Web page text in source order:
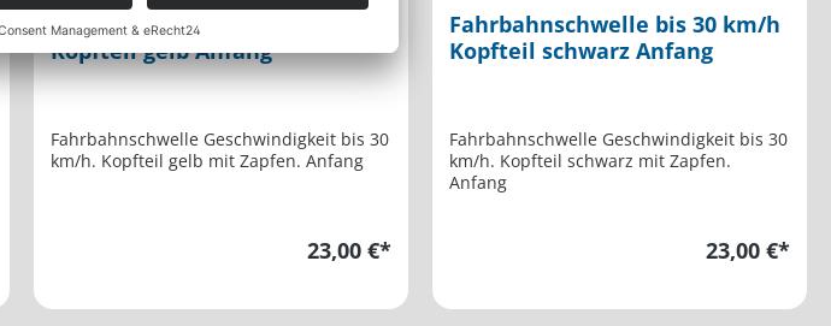
Fahrbahnschwelle bis 30 km/h
Kopfteil gelb Anfang
Fahrbahnschwelle Geschwindigkeit bis 30
km/h. Kopfteil gelb mit Zapfen. Anfang
23,00 €*
Fahrbahnschwelle bis 30 km/h
Kopfteil schwarz Anfang
Fahrbahnschwelle Geschwindigkeit bis 30
km/h. Kopfteil schwarz mit Zapfen.
Anfang
23,00 €*